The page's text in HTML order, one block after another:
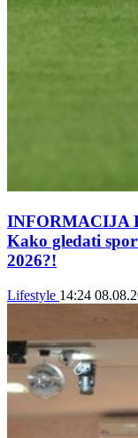
INFORMACIJA
Kako gledati
2026?!
Lifestyle 14:24